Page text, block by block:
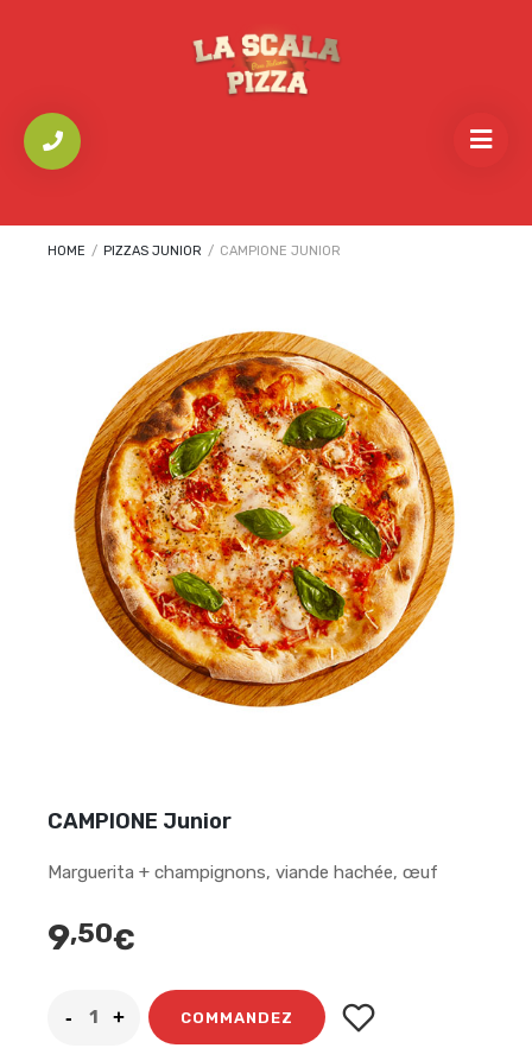
HOME / PIZZAS JUNIOR / CAMPIONE JUNIOR
CAMPIONE Junior
Marguerita + champignons, viande hachée, œuf
9,50€
COMMANDEZ